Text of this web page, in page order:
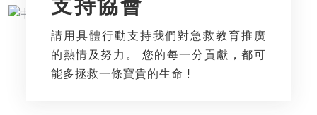
支持協會
請用具體行動支持我們對急救教育推廣
的熱情及努力。 您的每一分貢獻，都可
能多拯救一條寶貴的生命 !